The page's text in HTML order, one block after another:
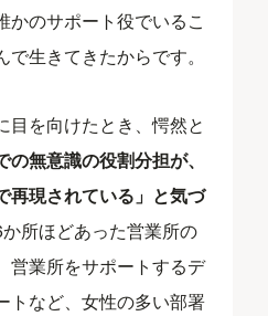
かのサポート役でいるこ
生きてきたからです。
目を向けたとき、愕然と
の無意識の役割分担が、
再現されている」と気づ
所ほどあった営業所の
営業所をサポートするデ
トなど、女性の多い部署